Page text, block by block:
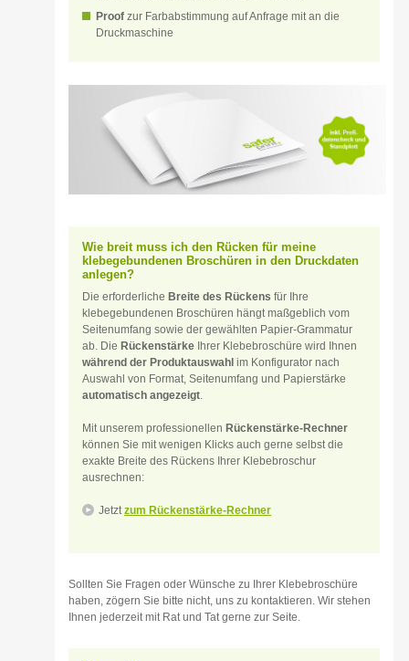
Proof zur Farbabstimmung auf Anfrage mit an die
Druckmaschine
Wie breit muss ich den Rücken für meine
klebegebundenen Broschüren in den Druckdaten
anlegen?
Die erforderliche Breite des Rückens für Ihre
klebegebundenen Broschüren hängt maßgeblich vom
Seitenumfang sowie der gewählten Papier-Grammatur
ab. Die Rückenstärke Ihrer Klebebroschüre wird Ihnen
während der Produktauswahl im Konfigurator nach
Auswahl von Format, Seitenumfang und Papierstärke
automatisch angezeigt.
Mit unserem professionellen Rückenstärke-Rechner
können Sie mit wenigen Klicks auch gerne selbst die
exakte Breite des Rückens Ihrer Klebebroschur
ausrechnen:
Jetztzum Rückenstärke-Rechner
Sollten Sie Fragen oder Wünsche zu Ihrer Klebebroschüre
haben, zögern Sie bitte nicht, uns zu kontaktieren. Wir stehen
Ihnen jederzeit mit Rat und Tat gerne zur Seite.